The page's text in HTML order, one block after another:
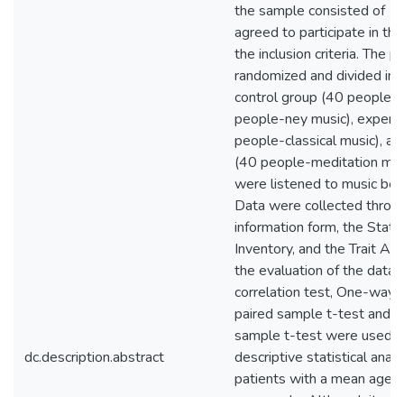
dc.description.abstract
the sample consisted of
agreed to participate in
the inclusion criteria. The
randomized and divided
control group (40
people-ney music),
people-classical music),
(40 people-meditation
were listened to music
Data were collected
information form, the
Inventory, and the Trait
the evaluation of the data,
correlation test, One-way
paired sample t-test and
sample t-test were used
descriptive statistical
patients with a mean age